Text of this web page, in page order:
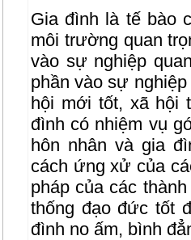
Gia đình là tế bào
môi trường quan
vào sự nghiệp
phần vào sự
hội mới tốt, xã hội
đình có nhiệm vụ
hôn nhân và gia
cách ứng xử của
pháp của các
thống đạo đức tốt
đình no ấm, bình